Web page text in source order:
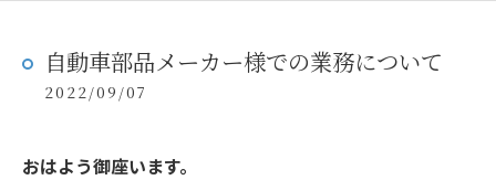
自動車部品メーカー様での業務について
2022/09/07
おはよう御座います。